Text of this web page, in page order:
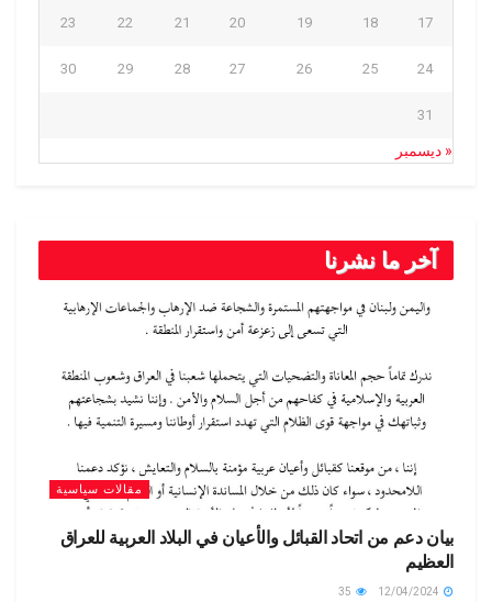
17
18
19
20
21
22
23
24
25
26
27
28
29
30
31
« ديسمبر
آخر ما نشرنا
مقالات سياسية
بيان دعم من اتحاد القبائل والأعيان في البلاد العربية للعراق
العظيم